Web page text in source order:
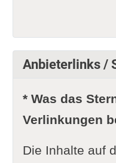
Anbieterlinks /
* Was das
Verlinkungen
Die Inhalte auf